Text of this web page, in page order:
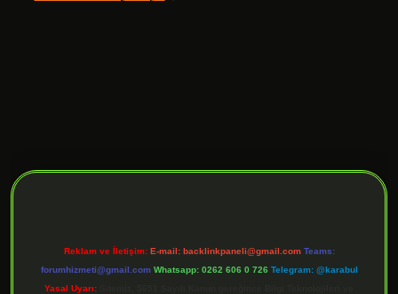
Reklam ve İletişim: E-mail: backlinkpaneli@gmail.com Teams:
forumhizmeti@gmail.com Whatsapp: 0262 606 0 726 Telegram: @karabul
Yasal Uyarı: